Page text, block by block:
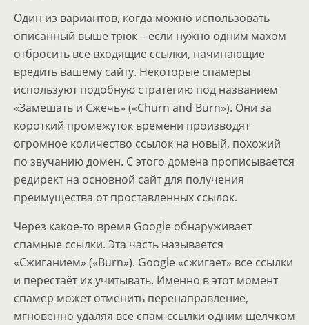
Один из вариантов, когда можно использовать
описанный выше трюк – если нужно одним махом
отбросить все входящие ссылки, начинающие
вредить вашему сайту. Некоторые спамеры
используют подобную стратегию под названием
«Замешать и Сжечь» («Churn and Burn»). Они за
короткий промежуток времени производят
огромное количество ссылок на новый, похожий
по звучанию домен. С этого домена прописывается
редирект на основной сайт для получения
преимущества от проставленных ссылок.
Через какое-то время Google обнаруживает
спамные ссылки. Эта часть называется
«Сжиганием» («Burn»). Google «сжигает» все ссылки
и перестаёт их учитывать. Именно в этот момент
спамер может отменить перенаправление,
мгновенно удаляя все спам-ссылки одним щелчком